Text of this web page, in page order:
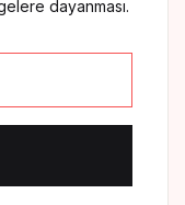
dayanması.